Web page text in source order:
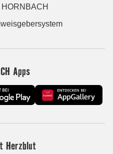
Apps
Herzblut